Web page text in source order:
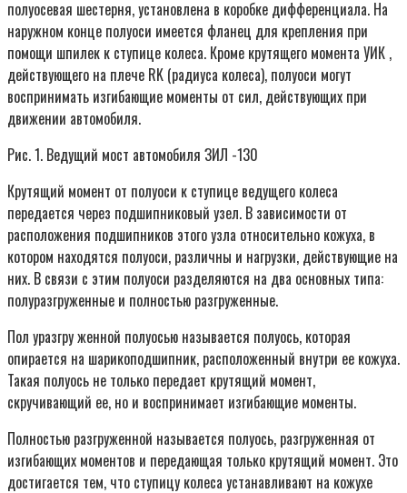
полуосевая шестерня, установлена в коробке дифференциала. На
наружном конце полуоси имеется фланец для крепления при
помощи шпилек к ступице колеса. Кроме крутящего момента УИК ,
действующего на плече RK (радиуса колеса), полуоси могут
воспринимать изгибающие моменты от сил, действующих при
движении автомобиля.
Рис. 1. Ведущий мост автомобиля ЗИЛ -130
Крутящий момент от полуоси к ступице ведущего колеса
передается через подшипниковый узел. В зависимости от
расположения подшипников этого узла относительно кожуха, в
котором находятся полуоси, различны и нагрузки, действующие на
них. В связи с этим полуоси разделяются на два основных типа:
полуразгруженные и полностью разгруженные.
Пол уразгру женной полуосью называется полуось, которая
опирается на шарикоподшипник, расположенный внутри ее кожуха.
Такая полуось не только передает крутящий момент,
скручивающий ее, но и воспринимает изгибающие моменты.
Полностью разгруженной называется полуось, разгруженная от
изгибающих моментов и передающая только крутящий момент. Это
достигается тем, что ступицу колеса устанавливают на кожухе